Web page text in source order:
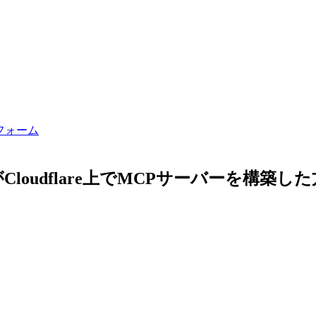
ォーム
上でMCPサーバーを構築した